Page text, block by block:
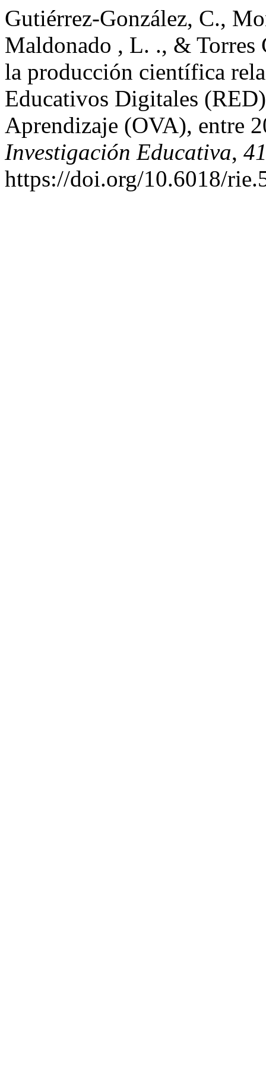
Gutiérrez-González, C.,
Maldonado , L. ., & Torres
la producción científica
Educativos Digitales
Aprendizaje (OVA), entre
Investigación Educativa,
https://doi.org/10.6018/